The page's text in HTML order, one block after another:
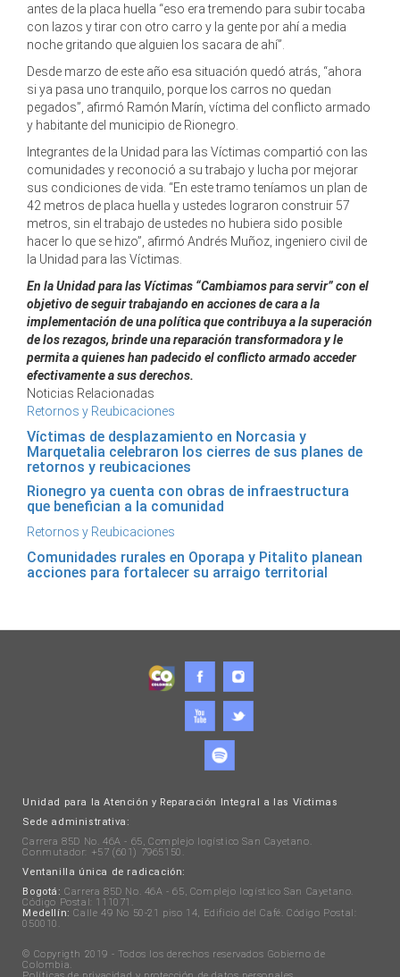
antes de la placa huella “eso era tremendo para subir tocaba
con lazos y tirar con otro carro y la gente por ahí a media
noche gritando que alguien los sacara de ahí”.
Desde marzo de este año esa situación quedó atrás, “ahora
si ya pasa uno tranquilo, porque los carros no quedan
pegados”, afirmó Ramón Marín, víctima del conflicto armado
y habitante del municipio de Rionegro.
Integrantes de la Unidad para las Víctimas compartió con las
comunidades y reconoció a su trabajo y lucha por mejorar
sus condiciones de vida. “En este tramo teníamos un plan de
42 metros de placa huella y ustedes lograron construir 57
metros, sin el trabajo de ustedes no hubiera sido posible
hacer lo que se hizo”, afirmó Andrés Muñoz, ingeniero civil de
la Unidad para las Víctimas.
En la Unidad para las Víctimas “Cambiamos para servir” con el
objetivo de seguir trabajando en acciones de cara a la
implementación de una política que contribuya a la superación
de los rezagos, brinde una reparación transformadora y le
permita a quienes han padecido el conflicto armado acceder
efectivamente a sus derechos.
Noticias Relacionadas
Retornos y Reubicaciones
Víctimas de desplazamiento en Norcasia y
Marquetalia celebraron los cierres de sus planes de
retornos y reubicaciones
Rionegro ya cuenta con obras de infraestructura
que benefician a la comunidad
Retornos y Reubicaciones
Comunidades rurales en Oporapa y Pitalito planean
acciones para fortalecer su arraigo territorial
Unidad para la Atención y Reparación Integral a las Víctimas
Sede administrativa:
Carrera 85D No. 46A - 65, Complejo logístico San Cayetano.
Conmutador: +57 (601) 7965150.
Ventanilla única de radicación:
Bogotá: Carrera 85D No. 46A - 65, Complejo logístico San Cayetano.
Código Postal: 111071.
Medellín: Calle 49 No 50-21 piso 14, Edificio del Café. Código Postal:
050010.
© Copyrigth 2019 - Todos los derechos reservados Gobierno de
Colombia.